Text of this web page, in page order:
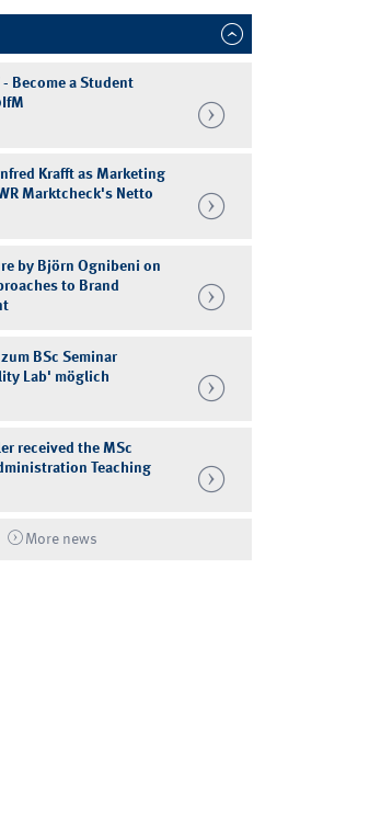
- Become a Student
Krafft as Marketing
Marktcheck's Netto
by Björn Ognibeni on
to Brand
BSc Seminar
Lab' möglich
received the MSc
Teaching
More news